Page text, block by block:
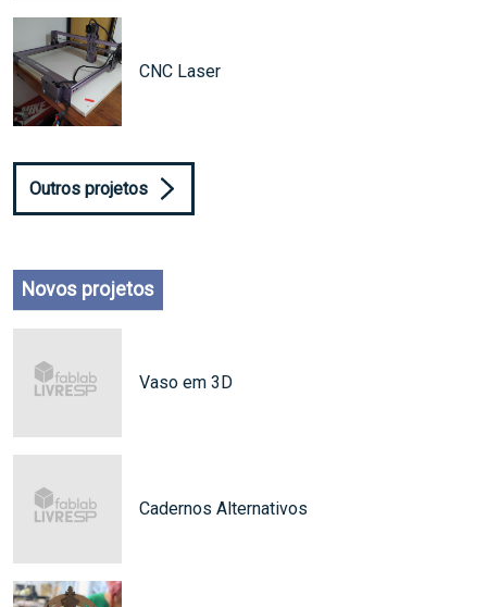
CNC Laser
Outros projetos
Novos projetos
Vaso em 3D
Cadernos Alternativos